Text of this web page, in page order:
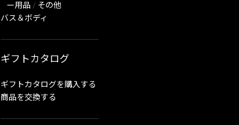
ー用品 / その他
バス＆ボディ
ギフトカタログ
ギフトカタログを購入する
商品を交換する